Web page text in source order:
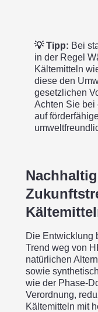
💡 Tipp: Bei
in der Regel
Kältemitteln
diese den
gesetzlichen
Achten Sie bei
auf
Die Entwicklung
Trend weg von
natürlichen
sowie
wie der Phase-
Verordnung,
Kältemitteln mit